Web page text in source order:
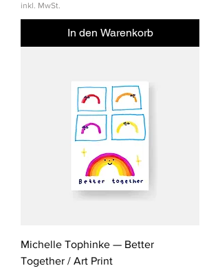
inkl. MwSt.
In den Warenkorb
Michelle Tophinke — Better
Together / Art Print